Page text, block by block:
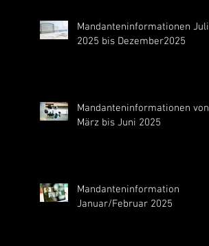
Mandanteninformationen Juli
2025 bis Dezember2025
Mandanteninformationen von
März bis Juni 2025
Mandanteninformation
Januar/Februar 2025